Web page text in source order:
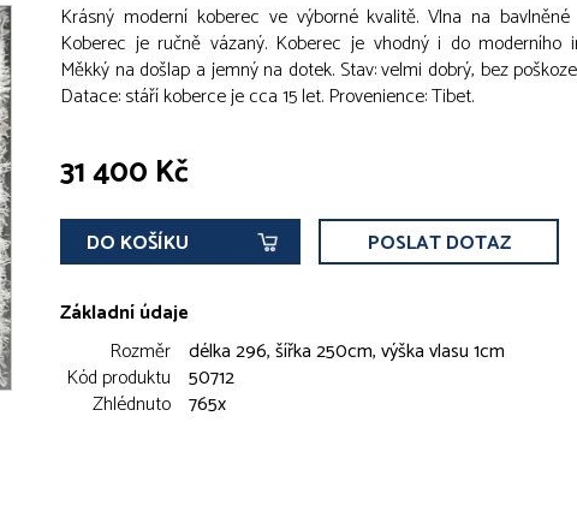
Krásný moderní koberec ve výborné kvalitě. Vlna na bavlněné
Koberec je ručně vázaný. Koberec je vhodný i do moderního
Měkký na došlap a jemný na dotek. Stav: velmi dobrý, bez
Datace: stáří koberce je cca 15 let. Provenience: Tibet.
31 400 Kč
DO KOŠÍKU POSLAT DOTAZ
Základní údaje
Rozměr délka 296, šířka 250cm, výška vlasu 1cm
Kód produktu 50712
Zhlédnuto 765x